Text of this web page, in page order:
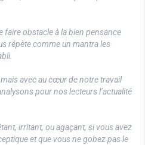
faire obstacle à la bien pensance
répète comme un mantra les
avec au cœur de notre travail
pour nos lecteurs l’actualité
irritant, ou agaçant, si vous avez
et que vous ne gobez pas le